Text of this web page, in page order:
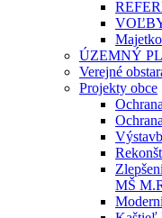
ÚZEMNÝ
Verejné
Projekty obce
MŠ